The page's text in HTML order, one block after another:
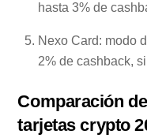
hasta 3% de
Nexo Card: modo
2% de cashback,
Comparación
tarjetas crypto